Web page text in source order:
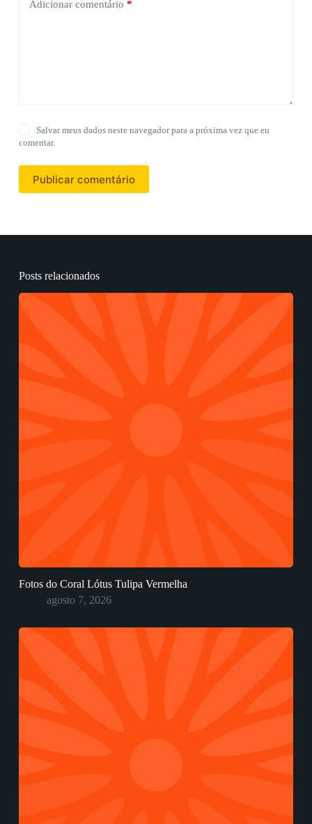
Adicionar comentário *
Salvar meus dados neste navegador para a próxima vez que eu
comentar.
Publicar comentário
Posts relacionados
Fotos do Coral Lótus Tulipa Vermelha
agosto 7, 2026